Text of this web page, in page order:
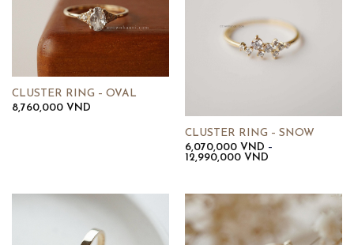
CLUSTER RING – OVAL
8,760,000 VND
CLUSTER RING – SNOW
6,070,000 VND –
12,990,000 VNDKhoảng
đến
12,990,000 VND